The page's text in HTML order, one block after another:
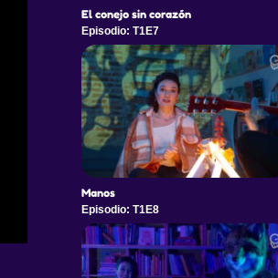
El conejo sin corazón
Episodio: T1E7
Manos
Episodio: T1E8